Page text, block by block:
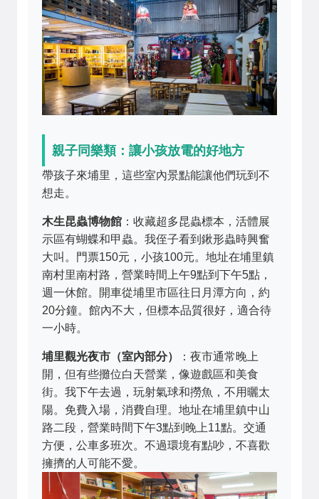
親子同樂類：讓小孩放電的好地方
帶孩子來埔里，這些室內景點能讓他們玩到不
想走。
木生昆蟲博物館 ：收藏超多昆蟲標本，活體展
示區有蝴蝶和甲蟲。我侄子看到鍬形蟲時興奮
大叫。門票150元，小孩100元。地址在埔里鎮
南村里南村路，營業時間上午9點到下午5點，
週一休館。開車從埔里市區往日月潭方向，約
20分鐘。館內不大，但標本品質很好，適合待
一小時。
埔里觀光夜市（室內部分）
：夜市通常晚上
開，但有些攤位白天營業，像遊戲區和美食
街。我下午去過，玩射氣球和撈魚，不用曬太
陽。免費入場，消費自理。地址在埔里鎮中山
路二段，營業時間下午3點到晚上11點。交通
方便，公車多班次。不過環境有點吵，不喜歡
擁擠的人可能不愛。